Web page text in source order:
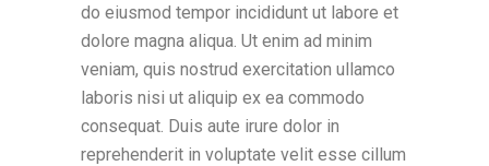
do eiusmod tempor incididunt ut labore et
dolore magna aliqua. Ut enim ad minim
veniam, quis nostrud exercitation ullamco
laboris nisi ut aliquip ex ea commodo
consequat. Duis aute irure dolor in
reprehenderit in voluptate velit esse cillum